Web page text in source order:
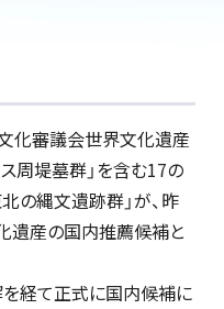
化審議会世界文化遺産
周堤墓群」を含む17の
の縄文遺跡群」が、昨
遺産の国内推薦候補と
経て正式に国内候補に